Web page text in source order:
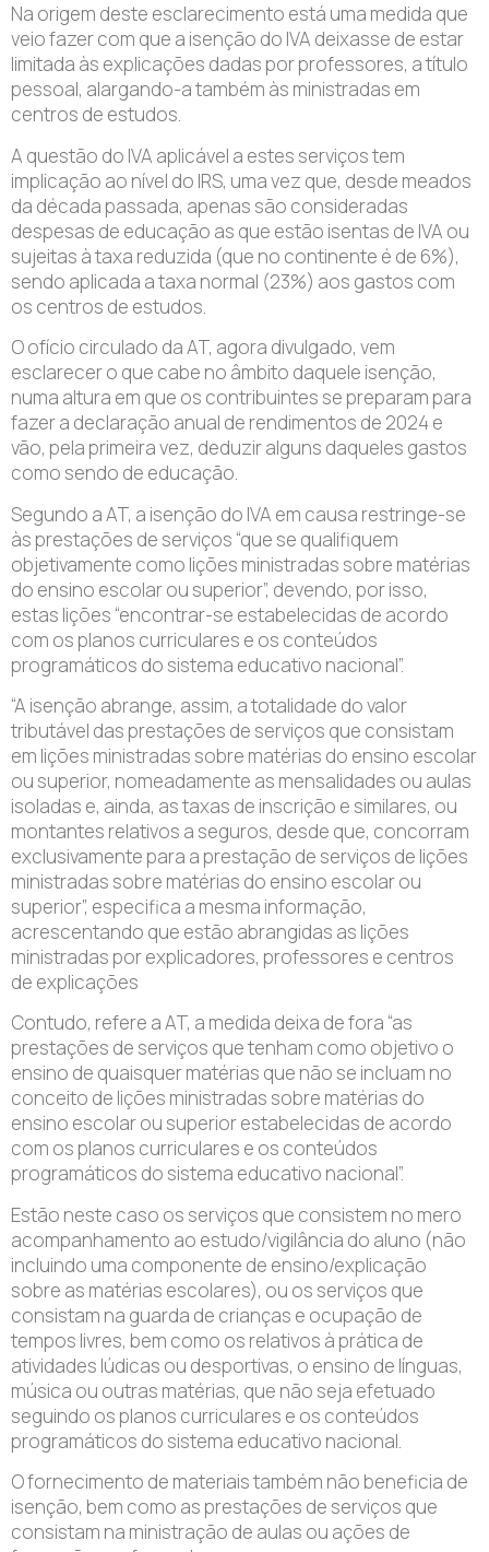
Na origem deste esclarecimento está uma medida que
veio fazer com que a isenção do IVA deixasse de estar
limitada às explicações dadas por professores, a título
pessoal, alargando-a também às ministradas em
centros de estudos.
A questão do IVA aplicável a estes serviços tem
implicação ao nível do IRS, uma vez que, desde meados
da década passada, apenas são consideradas
despesas de educação as que estão isentas de IVA ou
sujeitas à taxa reduzida (que no continente é de 6%),
sendo aplicada a taxa normal (23%) aos gastos com
os centros de estudos.
O ofício circulado da AT, agora divulgado, vem
esclarecer o que cabe no âmbito daquele isenção,
numa altura em que os contribuintes se preparam para
fazer a declaração anual de rendimentos de 2024 e
vão, pela primeira vez, deduzir alguns daqueles gastos
como sendo de educação.
Segundo a AT, a isenção do IVA em causa restringe-se
às prestações de serviços “que se qualifiquem
objetivamente como lições ministradas sobre matérias
do ensino escolar ou superior”, devendo, por isso,
estas lições “encontrar-se estabelecidas de acordo
com os planos curriculares e os conteúdos
programáticos do sistema educativo nacional”.
“A isenção abrange, assim, a totalidade do valor
tributável das prestações de serviços que consistam
em lições ministradas sobre matérias do ensino escolar
ou superior, nomeadamente as mensalidades ou aulas
isoladas e, ainda, as taxas de inscrição e similares, ou
montantes relativos a seguros, desde que, concorram
exclusivamente para a prestação de serviços de lições
ministradas sobre matérias do ensino escolar ou
superior”, especifica a mesma informação,
acrescentando que estão abrangidas as lições
ministradas por explicadores, professores e centros
de explicações
Contudo, refere a AT, a medida deixa de fora “as
prestações de serviços que tenham como objetivo o
ensino de quaisquer matérias que não se incluam no
conceito de lições ministradas sobre matérias do
ensino escolar ou superior estabelecidas de acordo
com os planos curriculares e os conteúdos
programáticos do sistema educativo nacional”.
Estão neste caso os serviços que consistem no mero
acompanhamento ao estudo/vigilância do aluno (não
incluindo uma componente de ensino/explicação
sobre as matérias escolares), ou os serviços que
consistam na guarda de crianças e ocupação de
tempos livres, bem como os relativos à prática de
atividades lúdicas ou desportivas, o ensino de línguas,
música ou outras matérias, que não seja efetuado
seguindo os planos curriculares e os conteúdos
programáticos do sistema educativo nacional.
O fornecimento de materiais também não beneficia de
isenção, bem como as prestações de serviços que
consistam na ministração de aulas ou ações de